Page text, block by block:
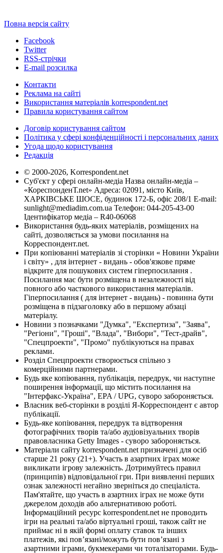
Повна версія сайту
Facebook
Twitter
RSS-стрічки
E-mail розсилка
Контакти
Реклама на сайті
Використання матеріалів korrespondent.net
Правила користування сайтом
Договір користування сайтом
Політика у сфері конфіденційності і персональних даних
Угода щодо користування
Редакція
© 2000-2026, Korrespondent.net
Суб'єкт у сфері онлайн-медіа Назва онлайн-медіа –
«КореспонденТ.net» Адреса: 02091, місто Київ,
ХАРКІВСЬКЕ ШОСЕ, будинок 172-Б, офіс 208/1 E-mail:
sunlight@mediadim.com.ua Телефон: 044-205-43-00
Ідентифікатор медіа – R40-06068
Використання будь-яких матеріалів, розміщених на
сайті, дозволяється за умови посилання на
Корреспондент.net.
При копіюванні матеріалів зі сторінки « Новини України
і світу» , для інтернет - видань - обов'язкове пряме
відкрите для пошукових систем гіперпосилання .
Посилання має бути розміщена в незалежності від
повного або часткового використання матеріалів.
Гіперпосилання ( для інтернет - видань) - повинна бути
розміщена в підзаголовку або в першому абзаці
матеріалу.
Новини з позначками "Думка", "Експертиза", "Заява",
"Регіони", "Гроші", "Влада", "Вибори", "Тест-драйв",
"Спецпроекти", "Промо" публікуються на правах
реклами.
Розділ Спецпроекти створюється спільно з
комерційними партнерами.
Будь яке копіювання, публікація, передрук, чи наступне
поширення інформації, що містить посилання на
"Інтерфакс-Україна", EPA / UPG, суворо забороняється.
Власник веб-сторінки в розділі Я-Корреспондент є автор
публікації.
Будь-яке копіювання, передрук та відтворення
фотографічних творів та/або аудіовізуальних творів
правовласника Getty Images - суворо забороняється.
Матеріали сайту korrespondent.net призначені для осіб
старше 21 року (21+). Участь в азартних іграх може
викликати ігрову залежність. Дотримуйтесь правил
(принципів) відповідальної гри. При виявленні перших
ознак залежності негайно зверніться до спеціаліста.
Пам'ятайте, що участь в азартних іграх не може бути
джерелом доходів або альтернативою роботі.
Інформаційний ресурс korrespondent.net не проводить
ігри на реальні та/або віртуальні гроші, також сайт не
приймає ні в якій формі оплату ставок та інших
платежів, які пов’язані/можуть бути пов’язані з
азартними іграми, букмекерами чи тоталізаторами. Будь-